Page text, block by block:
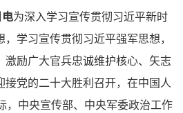
为深入学习宣传贯彻习近平新时
学习宣传贯彻习近平强军思想，
激励广大官兵忠诚维护核心、矢志
党的二十大胜利召开，在中国人
，中央宣传部、中央军委政治工作